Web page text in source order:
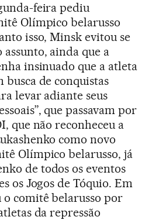
feira pediu
Olímpico belarusso
isso, Minsk evitou se
ainda que a
insinuado que a atleta
busca de conquistas
levar adiante seus
que passavam por
que não reconheceu a
como novo
Olímpico belarusso, já
de todos os eventos
os Jogos de Tóquio. Em
comitê belarusso por
da repressão